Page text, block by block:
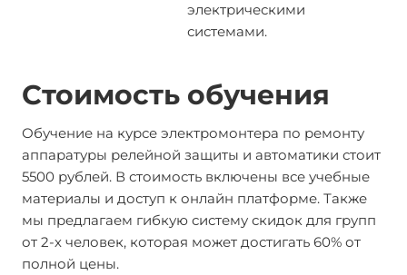
электрическими
системами.
Стоимость обучения
Обучение на курсе электромонтера по ремонту
аппаратуры релейной защиты и автоматики стоит
5500 рублей. В стоимость включены все учебные
материалы и доступ к онлайн платформе. Также
мы предлагаем гибкую систему скидок для групп
от 2-х человек, которая может достигать 60% от
полной цены.